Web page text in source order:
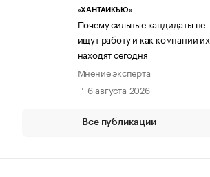
«ХАНТАЙКЬЮ»
Почему сильные кандидаты не
ищут работу и как компании их
находят сегодня
Мнение эксперта
6 августа 2026
Все публикации